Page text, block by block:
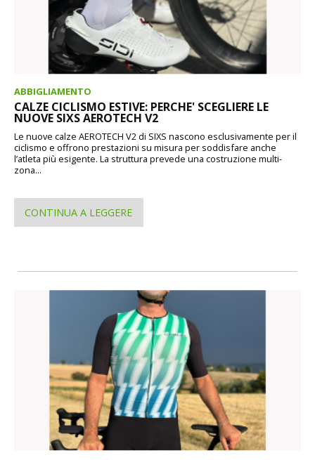
ABBIGLIAMENTO
CALZE CICLISMO ESTIVE: PERCHE' SCEGLIERE LE
NUOVE SIXS AEROTECH V2
Le nuove calze AEROTECH V2 di SIXS nascono esclusivamente per il
ciclismo e offrono prestazioni su misura per soddisfare anche
l’atleta più esigente. La struttura prevede una costruzione multi-
zona...
CONTINUA A LEGGERE